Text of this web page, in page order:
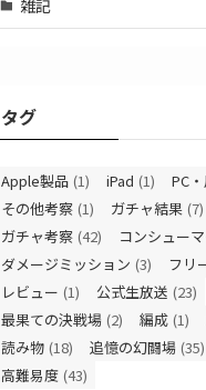
雑記
タグ
Apple製品 (1) iPad (1) PC
その他考察 (1) ガチャ結果 (7)
ガチャ考察 (42) コンシュー
ダメージミッション (3) フリ
レビュー (1) 公式生放送 (23)
最果ての決戦場 (2) 編成 (1)
読み物 (18) 追憶の幻闘場 (35)
高難易度 (43)